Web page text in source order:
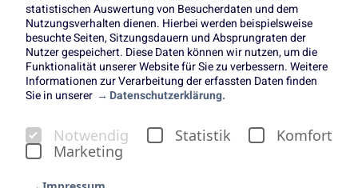
statistischen Auswertung von Besucherdaten und dem
Nutzungsverhalten dienen. Hierbei werden beispielsweise
besuchte Seiten, Sitzungsdauern und Absprungraten der
Nutzer gespeichert. Diese Daten können wir nutzen, um die
Funktionalität unserer Website für Sie zu verbessern. Weitere
Informationen zur Verarbeitung der erfassten Daten finden
Sie in unserer
Datenschutzerklärung.
Notwendig Statistik
Komfort
Marketing
Im Rahmen unserer Jahreskampagne „Wild about Nature“,
mit der wir unsere Community mit der puren Schönheit,